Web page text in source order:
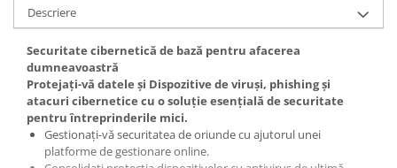
Descriere
Securitate cibernetică de bază pentru afacerea
dumneavoastră
Protejați-vă datele și Dispozitive de viruși, phishing și
atacuri cibernetice cu o soluție esențială de securitate
pentru întreprinderile mici.
Gestionați-vă securitatea de oriunde cu ajutorul unei
platforme de gestionare online.